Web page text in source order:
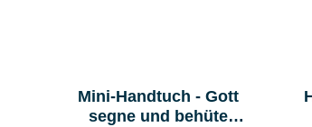
Mini-Handtuch - Gott
segne und behüte